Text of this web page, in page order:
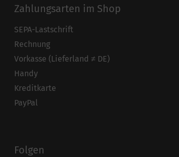
Zahlungsarten im Shop
SEPA-Lastschrift
Rechnung
Vorkasse (Lieferland ≠ DE)
Handy
Kreditkarte
PayPal
Folgen